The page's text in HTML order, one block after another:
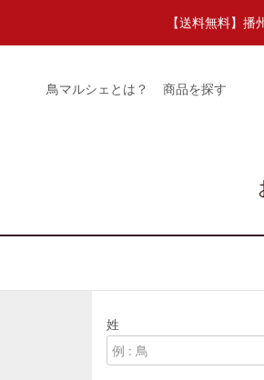
【送料無料】
鳥マルシェとは？ 商品を探す
姓